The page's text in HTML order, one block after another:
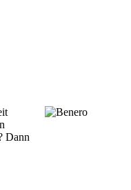
Dann